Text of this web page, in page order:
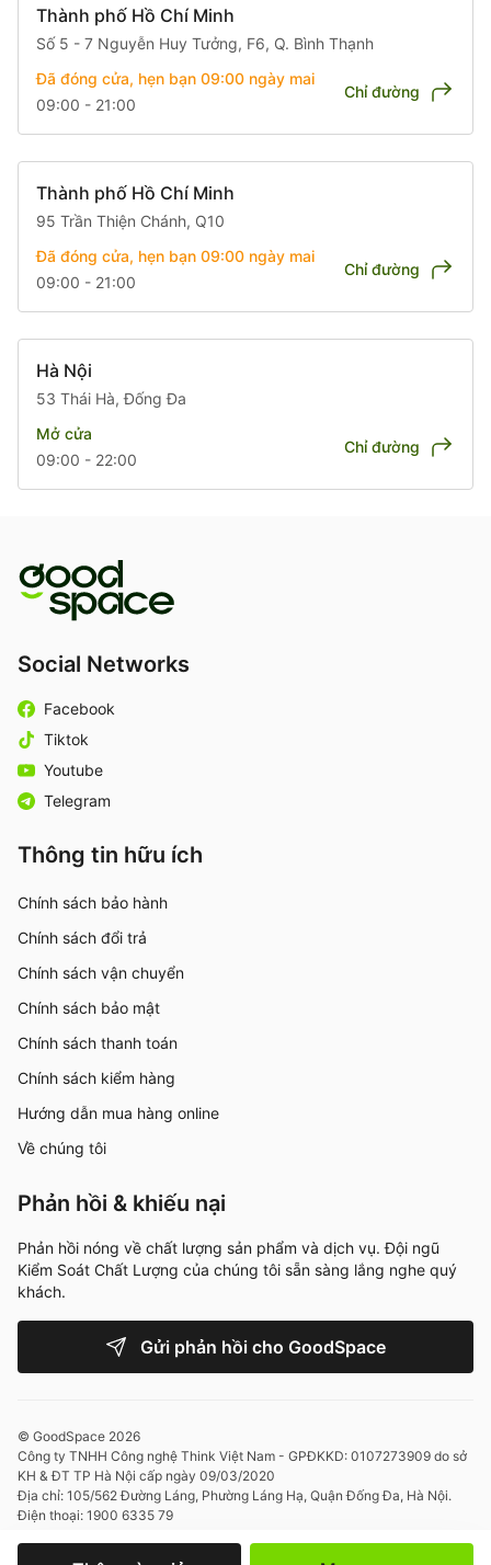
Thành phố Hồ Chí Minh
Số 5 - 7 Nguyễn Huy Tưởng, F6, Q. Bình Thạnh
Đã đóng cửa, hẹn bạn 09:00 ngày mai
09:00 - 21:00
Chỉ đường
Thành phố Hồ Chí Minh
95 Trần Thiện Chánh, Q10
Đã đóng cửa, hẹn bạn 09:00 ngày mai
09:00 - 21:00
Chỉ đường
Hà Nội
53 Thái Hà, Đống Đa
Mở cửa
09:00 - 22:00
Chỉ đường
Social Networks
Facebook
Tiktok
Youtube
Telegram
Thông tin hữu ích
Chính sách bảo hành
Chính sách đổi trả
Chính sách vận chuyển
Chính sách bảo mật
Chính sách thanh toán
Chính sách kiểm hàng
Hướng dẫn mua hàng online
Về chúng tôi
Phản hồi & khiếu nại
Phản hồi nóng về chất lượng sản phẩm và dịch vụ. Đội ngũ
Kiểm Soát Chất Lượng của chúng tôi sẵn sàng lắng nghe quý
khách.
Gửi phản hồi cho GoodSpace
© GoodSpace 2026
Công ty TNHH Công nghệ Think Việt Nam - GPĐKKD: 0107273909 do sở
KH & ĐT TP Hà Nội cấp ngày 09/03/2020
Địa chỉ: 105/562 Đường Láng, Phường Láng Hạ, Quận Đống Đa, Hà Nội.
Điện thoại: 1900 6335 79